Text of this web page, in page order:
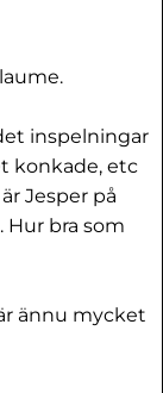
inspelningar
konkade, etc
Jesper på
bra som
ännu mycket